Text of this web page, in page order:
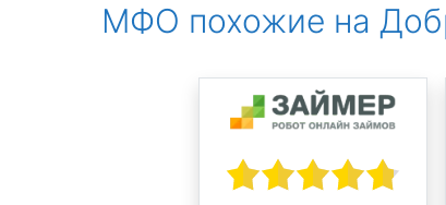
МФО похожие на